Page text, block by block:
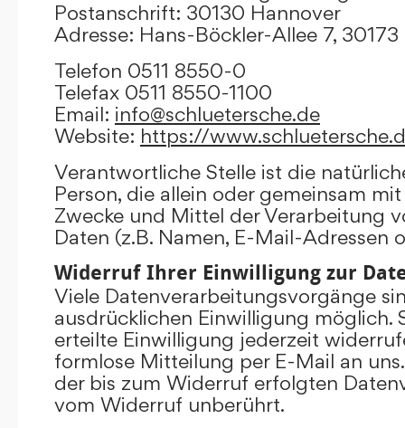
Postanschrift: 30130 Hannover
Adresse: Hans-Böckler-Allee 7,
Telefon 0511 8550-0
Telefax 0511 8550-1100
Email: info@schluetersche.de
Website: https://
Verantwortliche Stelle ist die
Person, die allein oder gemeinsam
Zwecke und Mittel der Verarbeitung
Daten (z.B. Namen, E-Mail-Adressen
Widerruf Ihrer Einwilligung zur
Viele Datenverarbeitungsvorgänge
ausdrücklichen Einwilligung möglich.
erteilte Einwilligung jederzeit
formlose Mitteilung per E-Mail an
der bis zum Widerruf erfolgten
vom Widerruf unberührt.